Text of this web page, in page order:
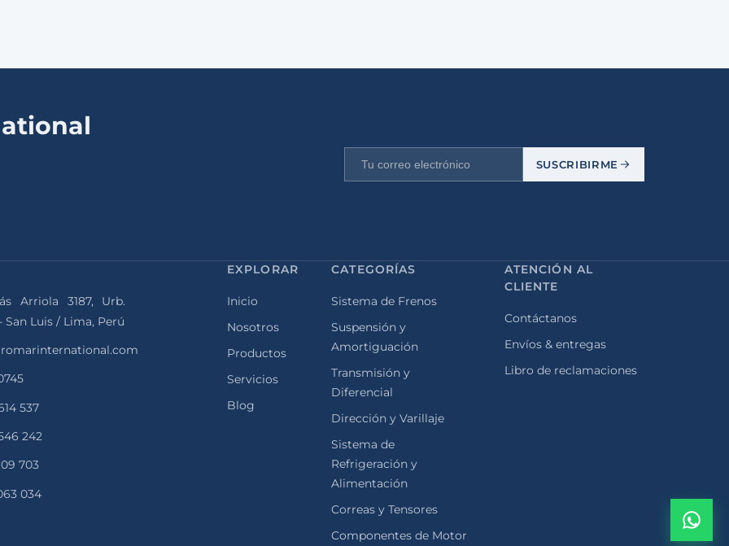
SUSCRIBIRME
Arriola 3187, Urb.
San Luis / Lima, Perú
537
242
703
034
EXPLORAR
Inicio
Nosotros
Productos
Servicios
Blog
CATEGORÍAS
Sistema de Frenos
Suspensión y
Amortiguación
Transmisión y
Diferencial
Dirección y Varillaje
Sistema de
Refrigeración y
Alimentación
Correas y Tensores
Componentes de Motor
ATENCIÓN AL
CLIENTE
Contáctanos
Envíos & entregas
Libro de reclamaciones